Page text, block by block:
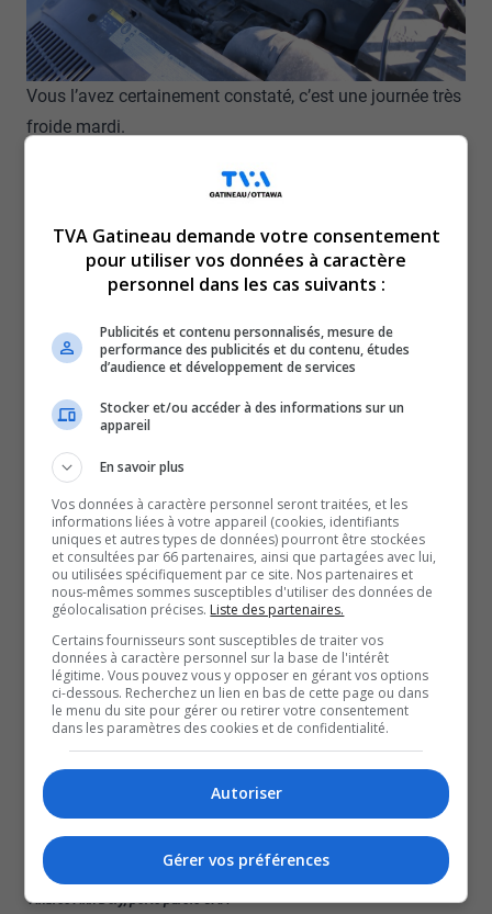
Vous l’avez certainement constaté, c’est une journée très
froide mardi.
Celsius très tôt en matinée, avec le refroidissement
Ce froid polaire ne donne pas beaucoup de chance aux
batteries des véhicules.
avertissement qui est maintenant terminé pour la région.
Selon Environnement Canada, il s’agit de la journée la
plus froide de l’hiver jusqu’à présent.
Une mise à jour de CAA-Québec indique que 4000
services ont été rendus à l’échelle de la province.
75% des services offerts sont en lien avec du survoltage.
Avec des températures comme celle de mardi, la batterie
n’a que 25% de sa capacité maximale pour permettre le
démarrage.
CAA Québec a quadruplé ses effectifs pour répondre à la
demande.
«Des employés d’autres secteurs vont prêter main-
forte. On appelle ça une équipe volante. On a aussi
des flottes d’urgence qui peuvent être déployées.
Ce sont des chauffeurs de taxi qui ont participé à un
projet pilote, qui peuvent faire sur survoltage. Et
quand on voit que la demande est beaucoup trop
intense, ils peuvent venir en aide à CAA-Québec ».
-Andrée-Ann Déry, porte-parole CAA
TVA Gatineau demande votre consentement
pour utiliser vos données à caractère
personnel dans les cas suivants :
Publicités et contenu personnalisés, mesure de
performance des publicités et du contenu, études
d’audience et développement de services
Stocker et/ou accéder à des informations sur un
appareil
En savoir plus
Vos données à caractère personnel seront traitées, et les
informations liées à votre appareil (cookies, identifiants
uniques et autres types de données) pourront être stockées
et consultées par 66 partenaires, ainsi que partagées avec lui,
ou utilisées spécifiquement par ce site. Nos partenaires et
nous-mêmes sommes susceptibles d'utiliser des données de
géolocalisation précises. Liste des partenaires.
Certains fournisseurs sont susceptibles de traiter vos
données à caractère personnel sur la base de l'intérêt
légitime. Vous pouvez vous y opposer en gérant vos options
ci-dessous. Recherchez un lien en bas de cette page ou dans
le menu du site pour gérer ou retirer votre consentement
dans les paramètres des cookies et de confidentialité.
Autoriser
Gérer vos préférences